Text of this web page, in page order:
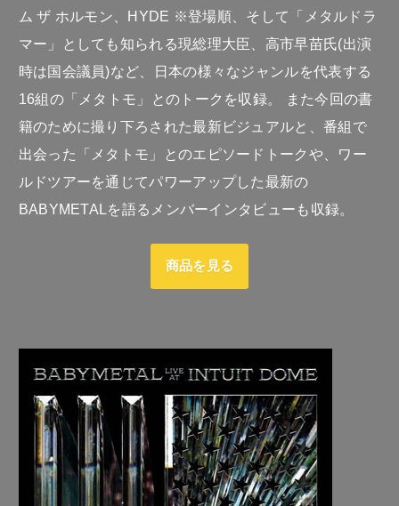
ム ザ ホルモン、HYDE ※登場順、そして「メタルドラ
マー」としても知られる現総理大臣、高市早苗氏(出演
時は国会議員)など、日本の様々なジャンルを代表する
16組の「メタトモ」とのトークを収録。 また今回の書
籍のために撮り下ろされた最新ビジュアルと、番組で
出会った「メタトモ」とのエピソードトークや、ワー
ルドツアーを通じてパワーアップした最新の
BABYMETALを語るメンバーインタビューも収録。
商品を見る